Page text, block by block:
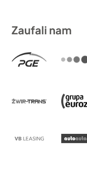
Zaufali nam